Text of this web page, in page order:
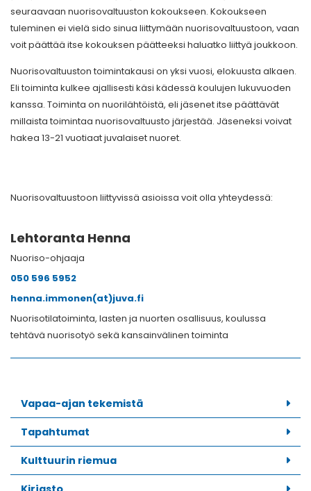
Vapaa-ajan tekemistä
Tapahtumat
Kulttuurin riemua
seuraavaan nuorisovaltuuston kokoukseen. Kokoukseen
tuleminen ei vielä sido sinua liittymään nuorisovaltuustoon, vaan
voit päättää itse kokouksen päätteeksi haluatko liittyä joukkoon.
Nuorisovaltuuston toimintakausi on yksi vuosi, elokuusta alkaen.
Eli toiminta kulkee ajallisesti käsi kädessä koulujen lukuvuoden
kanssa. Toiminta on nuorilähtöistä, eli jäsenet itse päättävät
millaista toimintaa nuorisovaltuusto järjestää. Jäseneksi voivat
hakea 13-21 vuotiaat juvalaiset nuoret.
Nuorisovaltuustoon liittyvissä asioissa voit olla yhteydessä:
Lehtoranta Henna
Nuoriso-ohjaaja
050 596 5952
henna.immonen(at)juva.fi
Nuorisotilatoiminta, lasten ja nuorten osallisuus, koulussa
tehtävä nuorisotyö sekä kansainvälinen toiminta